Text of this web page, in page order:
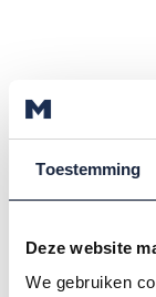
Toestemming
Deze website
We gebruiken
Delen: